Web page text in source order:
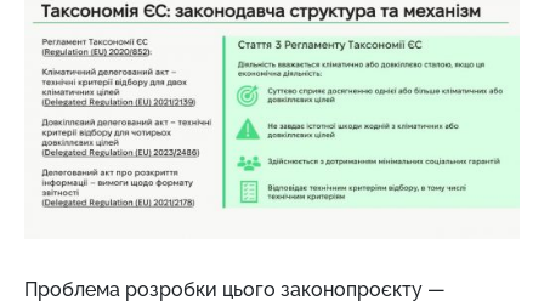
Проблема розробки цього законопроєкту —